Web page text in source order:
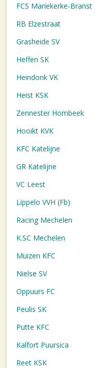
FCS Mariekerke-Branst
RB Elzestraat
Grasheide SV
Heffen SK
Heindonk VK
Heist KSK
Zennester Hombeek
Hooikt KVK
KFC Katelijne
GR Katelijne
VC Leest
Lippelo VVH (Fb)
Racing Mechelen
K.SC Mechelen
Muizen KFC
Nielse SV
Oppuurs FC
Peulis SK
Putte KFC
Kalfort Puursica
Reet KSK